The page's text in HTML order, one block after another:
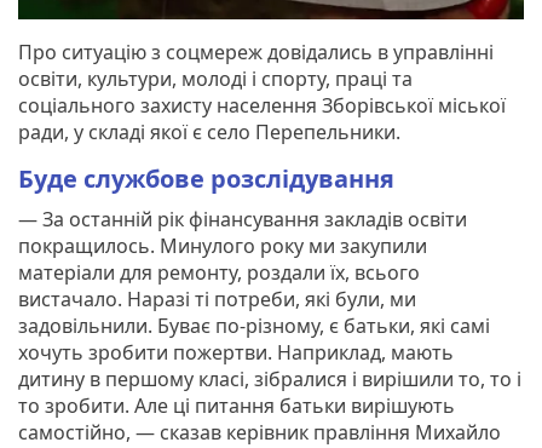
Про ситуацію з соцмереж довідались в управлінні
освіти, культури, молоді і спорту, праці та
соціального захисту населення Зборівської міської
ради, у складі якої є село Перепельники.
Буде службове розслідування
— За останній рік фінансування закладів освіти
покращилось. Минулого року ми закупили
матеріали для ремонту, роздали їх, всього
вистачало. Наразі ті потреби, які були, ми
задовільнили. Буває по-різному, є батьки, які самі
хочуть зробити пожертви. Наприклад, мають
дитину в першому класі, зібралися і вирішили то, то і
то зробити. Але ці питання батьки вирішують
самостійно, — сказав керівник правління Михайло